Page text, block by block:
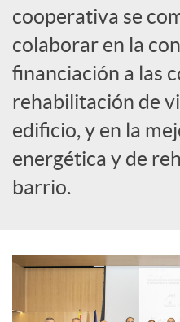
a
l
e
s
cooperativa se
colaborar en la
financiación a las
rehabilitación de
edificio, y en la
energética y de
barrio.